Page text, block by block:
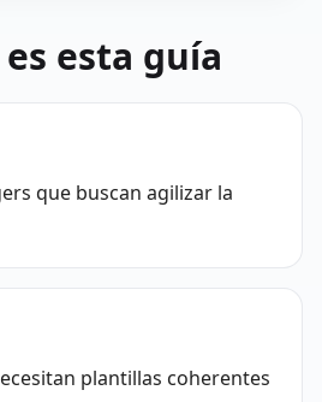
esta guía
que buscan agilizar la
plantillas coherentes